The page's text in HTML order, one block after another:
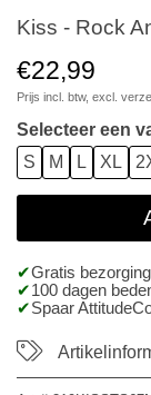
Kiss - Rock
€22,99
Prijs incl. btw, excl.
Selecteer een
S
M L XL
Gratis
100 dagen
Spaar